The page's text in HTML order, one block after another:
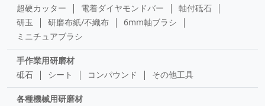
超硬カッター
電着ダイヤモンドバー
軸付砥石
研玉
研磨布紙/不織布
6mm軸ブラシ
ミニチュアブラシ
手作業用研磨材
砥石
シート コンパウンド その他工具
各種機械用研磨材